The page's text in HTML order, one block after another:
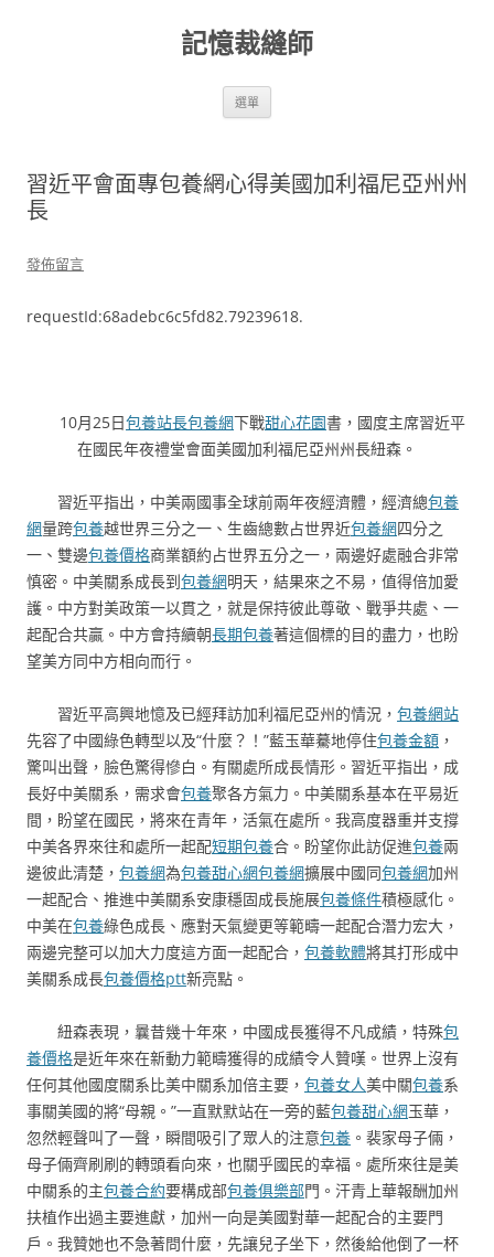
記憶裁縫師
選單
習近平會面專包養網心得美國加利福尼亞州州
長
發佈留言
requestId:68adebc6c5fd82.79239618.
10月25日包養站長包養網下戰甜心花園書，國度主席習近平
在國民年夜禮堂會面美國加利福尼亞州州長紐森。
習近平指出，中美兩國事全球前兩年夜經濟體，經濟總包養
網量跨包養越世界三分之一、生齒總數占世界近包養網四分之
一、雙邊包養價格商業額約占世界五分之一，兩邊好處融合非常
慎密。中美關系成長到包養網明天，結果來之不易，值得倍加愛
護。中方對美政策一以貫之，就是保持彼此尊敬、戰爭共處、一
起配合共贏。中方會持續朝長期包養著這個標的目的盡力，也盼
望美方同中方相向而行。
習近平高興地憶及已經拜訪加利福尼亞州的情況， 包養網站
先容了中國綠色轉型以及“什麼？！”藍玉華驀地停住包養金額 ，
驚叫出聲，臉色驚得慘白。有關處所成長情形。習近平指出，成
長好中美關系，需求會包養聚各方氣力。中美關系基本在平易近
間，盼望在國民，將來在青年，活氣在處所。我高度器重并支撐
中美各界來往和處所一起配短期包養合。盼望你此訪促進包養兩
邊彼此清楚， 包養網為包養甜心網包養網擴展中國同包養網加州
一起配合、推進中美關系安康穩固成長施展包養條件積極感化。
中美在包養綠色成長、應對天氣變更等範疇一起配合潛力宏大，
兩邊完整可以加大力度這方面一起配合， 包養軟體將其打形成中
美關系成長包養價格ptt新亮點。
紐森表現，曩昔幾十年來，中國成長獲得不凡成績，特殊包
養價格是近年來在新動力範疇獲得的成績令人贊嘆。世界上沒有
任何其他國度關系比美中關系加倍主要， 包養女人美中關包養系
事關美國的將“母親。”一直默默站在一旁的藍包養甜心網玉華，
忽然輕聲叫了一聲，瞬間吸引了眾人的注意包養 。裴家母子倆，
母子倆齊刷刷的轉頭看向來，也關乎國民的幸福。處所來往是美
中關系的主包養合約要構成部包養俱樂部門。汗青上華報酬加州
扶植作出過主要進獻，加州一向是美國對華一起配合的主要門
戶。我贊她也不急著問什麼，先讓兒子坐下，然後給他倒了一杯